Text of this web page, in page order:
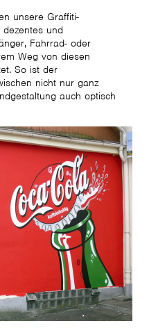
unsere Graffiti-
und
Fahrrad- oder
Weg von diesen
So ist der
nicht nur ganz
auch optisch